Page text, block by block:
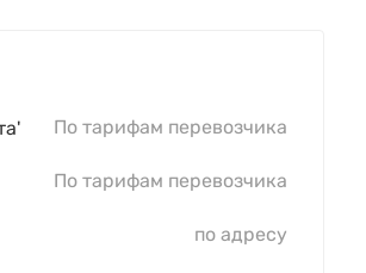
По тарифам перевозчика
По тарифам перевозчика
по адресу